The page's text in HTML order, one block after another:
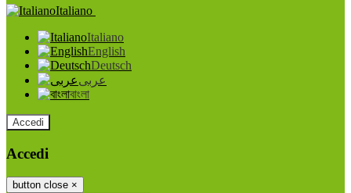
Italiano
Italiano
English
Deutsch
عربى
বাংলা
Accedi
Accedi
button close ×